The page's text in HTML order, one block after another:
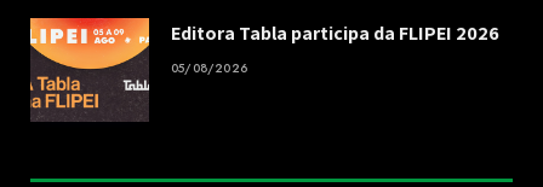
Editora Tabla participa da FLIPEI 2026
05/08/2026